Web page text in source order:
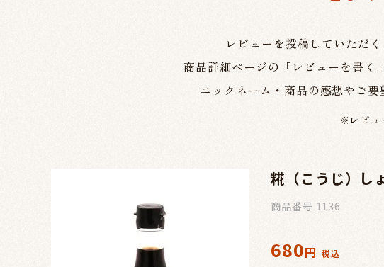
レビューを投稿していただく
商品詳細ページの「レビューを書
ニックネーム・商品の感想やご
※レビュ
糀（こうじ）
商品番号 1136
680 税込